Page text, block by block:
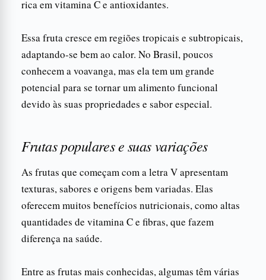
rica em vitamina C e antioxidantes.
Essa fruta cresce em regiões tropicais e subtropicais,
adaptando-se bem ao calor. No Brasil, poucos
conhecem a voavanga, mas ela tem um grande
potencial para se tornar um alimento funcional
devido às suas propriedades e sabor especial.
Frutas populares e suas variações
As frutas que começam com a letra V apresentam
texturas, sabores e origens bem variadas. Elas
oferecem muitos benefícios nutricionais, como altas
quantidades de vitamina C e fibras, que fazem
diferença na saúde.
Entre as frutas mais conhecidas, algumas têm várias